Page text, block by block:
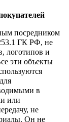
посредником
ГК РФ, не
логотипов и
эти объекты
в
или
не
Он не